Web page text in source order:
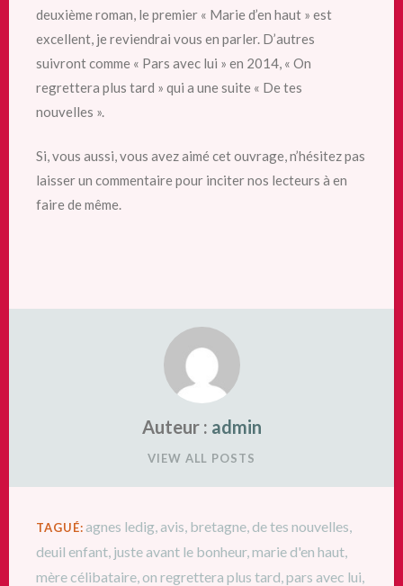
deuxième roman, le premier « Marie d’en haut » est
excellent, je reviendrai vous en parler. D’autres
suivront comme « Pars avec lui » en 2014, « On
regrettera plus tard » qui a une suite « De tes
nouvelles ».
Si, vous aussi, vous avez aimé cet ouvrage, n’hésitez pas
laisser un commentaire pour inciter nos lecteurs à en
faire de même.
Auteur : admin
VIEW ALL POSTS
TAGUÉ: agnes ledig,avis, bretagne, de tes nouvelles,
deuil enfant, juste avant le bonheur,marie d'en haut,
mère célibataire,on regrettera plus tard,pars avec lui,